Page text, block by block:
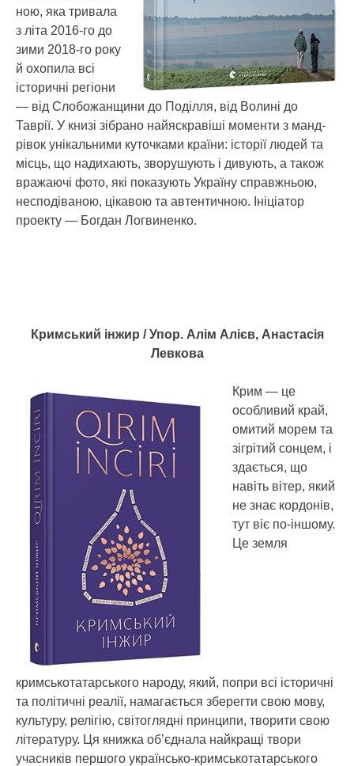
ною, яка тривала
з літа 2016-го до
зими 2018-го року
й охопила всі
історичні регіони
— ​від Слобожанщини до Поділля, від Волині до
Таврії. У книзі зібрано найяскравіші моменти з манд­
рівок унікальними куточками країни: історії людей та
місць, що надихають, зворушують і дивують, а також
вражаючі фото, які показують Україну справжньою,
несподіваною, цікавою та автентичною. Ініціатор
проекту — Богдан Логвиненко.
Кримський інжир / Упор. Алім Алієв, Анастасія
Левкова
Крим — це
особливий край,
омитий морем та
зігрітий сонцем, і
здається, що
навіть вітер, який
не знає кордонів,
тут віє по-іншому.
Це земля
кримськотатарського народу, який, попри всі історичні
та політичні реалії, намагається зберегти свою мову,
культуру, релігію, світоглядні принципи, творити свою
літературу. Ця книжка об’єднала найкращі твори
учасників першого українсько-кримськотатарського